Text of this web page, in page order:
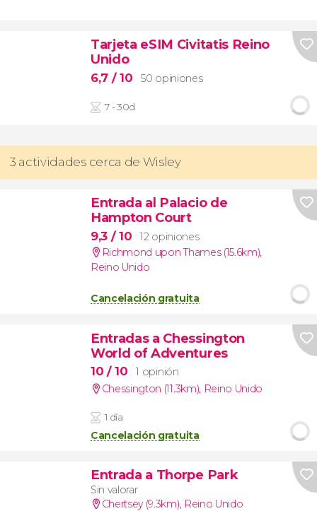
Tarjeta eSIM Civitatis Reino
Unido
6,7 / 10 50 opiniones
7 - 30d
3 actividades cerca de Wisley
Entrada al Palacio de
Hampton Court
9,3 / 10
12 opiniones
Richmond upon Thames (15.6km)
Reino Unido
Cancelación gratuita
Entradas a Chessington
World of Adventures
10 / 10
1 opinión
Chessington (11.3km), Reino Unido
1 día
Cancelación gratuita
Entrada a Thorpe Park
Sin valorar
Chertsey (9.3km) Reino Unido